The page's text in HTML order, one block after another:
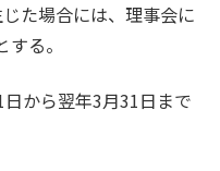
た場合には、理事会に
る。
から翌年3月31日まで